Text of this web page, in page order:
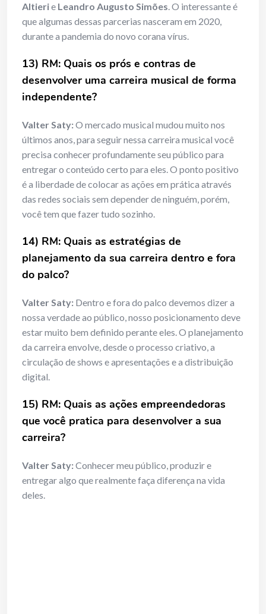
Altierie Leandro Augusto Simões. O interessante é
que algumas dessas parcerias nasceram em 2020,
durante a pandemia do novo corana vírus.
13) RM: Quais os prós e contras de
desenvolver uma carreira musical de forma
independente?
Valter Saty:O mercado musical mudou muito nos
últimos anos, para seguir nessa carreira musical você
precisa conhecer profundamente seu público para
entregar o conteúdo certo para eles. O ponto positivo
é a liberdade de colocar as ações em prática através
das redes sociais sem depender de ninguém, porém,
você tem que fazer tudo sozinho.
14) RM: Quais as estratégias de
planejamento da sua carreira dentro e fora
do palco?
Valter Saty: Dentro e fora do palco devemos dizer a
nossa verdade ao público, nosso posicionamento deve
estar muito bem definido perante eles. O planejamento
da carreira envolve, desde o processo criativo, a
circulação de shows e apresentações e a distribuição
digital.
15) RM: Quais as ações empreendedoras
que você pratica para desenvolver a sua
carreira?
Valter Saty:Conhecer meu público, produzir e
entregar algo que realmente faça diferença na vida
deles.